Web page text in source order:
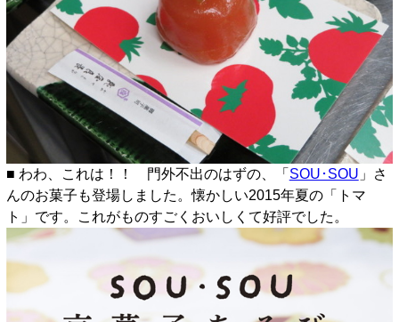
■ わわ、これは！！ 門外不出のはずの、「 SOU･SOU 」さ
んのお菓子も登場しました。懐かしい2015年夏の「トマ
ト」です。これがものすごくおいしくて好評でした。